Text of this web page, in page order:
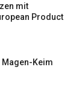
mit
Product
Keim